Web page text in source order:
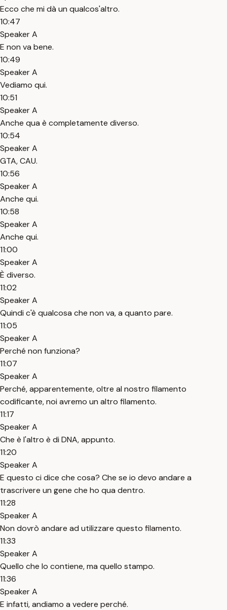
Ecco che mi dà un qualcos'altro.
10:47
Speaker A
E non va bene.
10:49
Speaker A
Vediamo qui.
10:51
Speaker A
Anche qua è completamente diverso.
10:54
Speaker A
GTA, CAU.
10:56
Speaker A
Anche qui.
10:58
Speaker A
Anche qui.
11:00
Speaker A
È diverso.
11:02
Speaker A
Quindi c'è qualcosa che non va, a quanto pare.
11:05
Speaker A
Perché non funziona?
11:07
Speaker A
Perché, apparentemente, oltre al nostro filamento
codificante, noi avremo un altro filamento.
11:17
Speaker A
Che è l'altro è di DNA, appunto.
11:20
Speaker A
E questo ci dice che cosa? Che se io devo andare a
trascrivere un gene che ho qua dentro.
11:28
Speaker A
Non dovrò andare ad utilizzare questo filamento.
11:33
Speaker A
Quello che lo contiene, ma quello stampo.
11:36
Speaker A
E infatti, andiamo a vedere perché.